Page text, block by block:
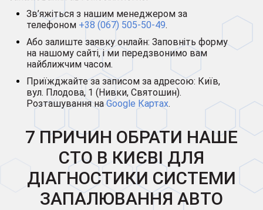
Зв’яжіться з нашим менеджером за
телефоном +38 (067) 505-50-49.
Або залиште заявку онлайн: Заповніть форму
на нашому сайті, і ми передзвонимо вам
найближчим часом.
Приїжджайте за записом за адресою: Київ,
вул. Плодова, 1 (Нивки, Святошин).
Розташування наGoogle Картах.
7 ПРИЧИН ОБРАТИ НАШЕ
СТО В КИЄВІ ДЛЯ
ДІАГНОСТИКИ СИСТЕМИ
ЗАПАЛЮВАННЯ АВТО